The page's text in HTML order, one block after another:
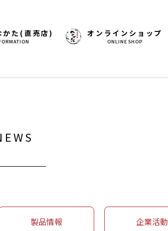
かた(直売店) オンラインショップ
ONLINE SHOP
製品情報 企業活動